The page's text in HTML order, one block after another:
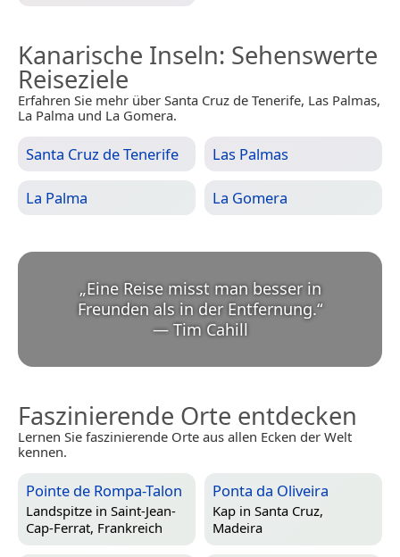
Kanarische Inseln: Sehenswerte
Reiseziele
Erfahren Sie mehr über Santa Cruz de Tenerife, Las Palmas,
La Palma und La Gomera.
Santa Cruz de Tenerife Las Palmas
La Palma La Gomera
„Eine Reise misst man besser in
Freunden als in der Entfernung. “
— Tim Cahill
Faszinierende Orte entdecken
Lernen Sie faszinierende Orte aus allen Ecken der Welt
kennen.
Pointe de Rompa-Talon
Landspitze in Saint-Jean-
Cap-Ferrat, Frankreich
Ponta da Oliveira
Kap in Santa Cruz,
Madeira